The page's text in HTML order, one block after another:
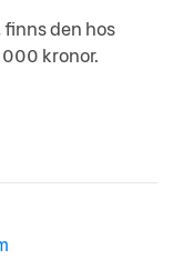
den hos
kronor.